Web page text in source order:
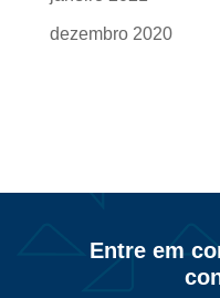
dezembro 2020
Entre em